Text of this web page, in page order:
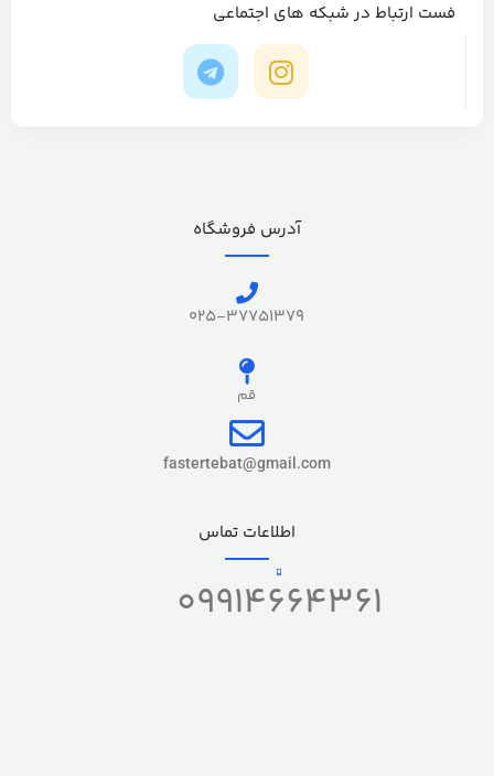
فست ارتباط در شبکه های اجتماعی
آدرس فروشگاه
025-37751379
قم
fastertebat@gmail.com
اطلاعات تماس
09914664361